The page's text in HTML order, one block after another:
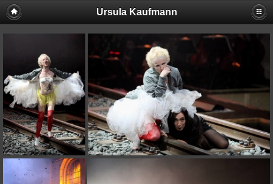
Ursula Kaufmann